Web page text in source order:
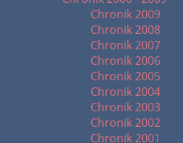
Chronik 2009
Chronik 2008
Chronik 2007
Chronik 2006
Chronik 2005
Chronik 2004
Chronik 2003
Chronik 2002
Chronik 2001